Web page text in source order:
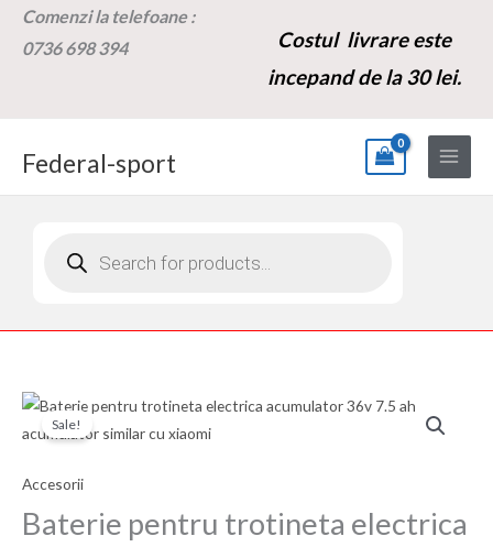
SkipComenzi la telefoane :
0736 698 394
Costul livrare este
incepand de la 30 lei.
Federal-sport
Sale!
Accesorii
Baterie pentru trotineta electrica
Prețul
fost:
Prețul
499,00 Ron.
Cantitate
Baterie
trotineta
electrica